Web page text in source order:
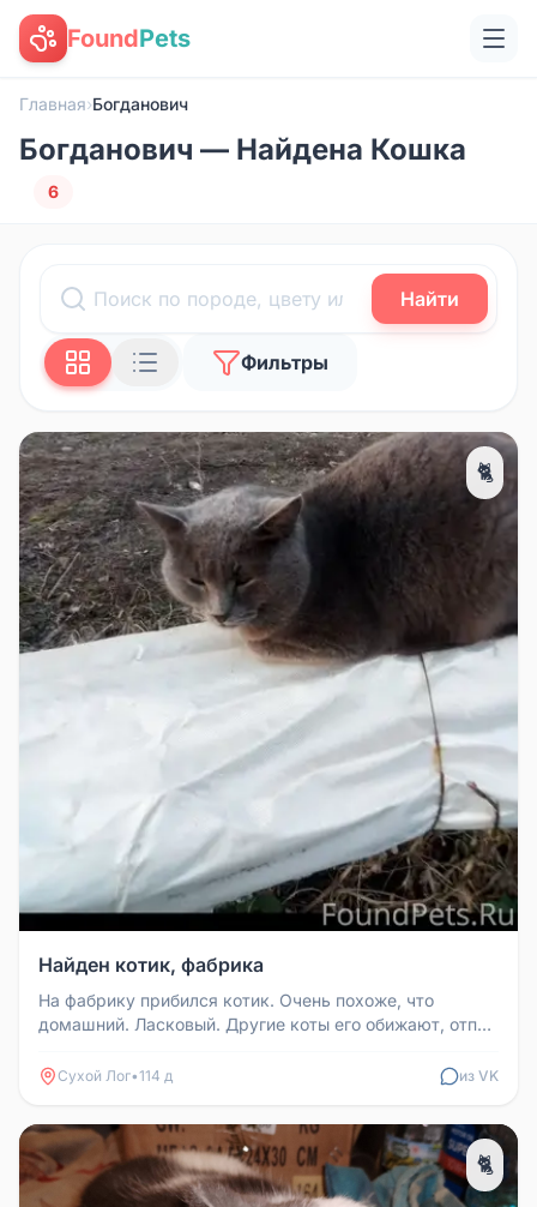
FoundPets
Главная›Богданович
Богданович — Найдена Кошка
6
Найти
Фильтры
🐈
Найден котик, фабрика
На фабрику прибился котик. Очень похоже, что
домашний. Ласковый. Другие коты его обижают, отпор
Сухой Лог•114 д из VK
🐈